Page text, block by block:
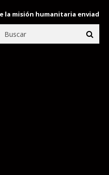
humanitaria enviada a